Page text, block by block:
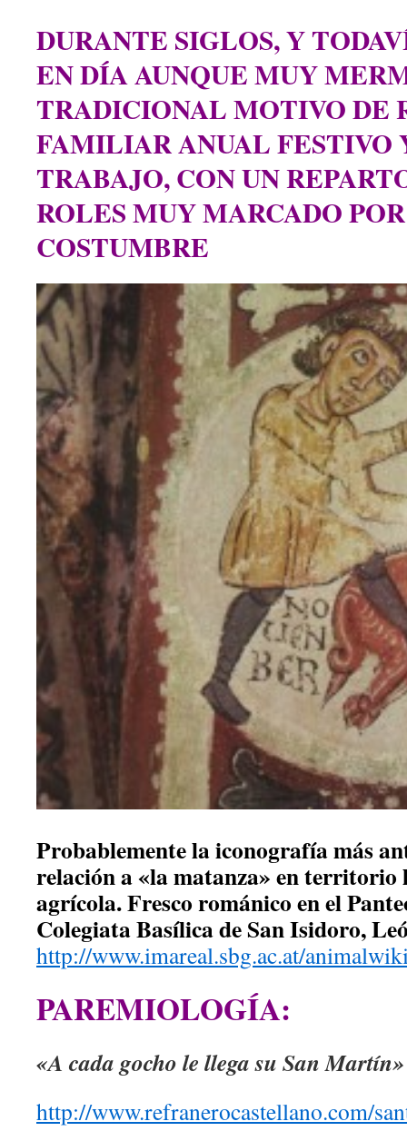
DURANTE SIGLOS, Y
EN DÍA AUNQUE MUY
TRADICIONAL MOTIVO DE
FAMILIAR ANUAL FESTIVO
TRABAJO, CON UN
ROLES MUY MARCADO
COSTUMBRE
Probablemente la iconografía más
relación a «la matanza» en territorio
agrícola. Fresco románico en el
Colegiata Basílica de San Isidoro,
http://www.imareal.sbg.ac.at/
PAREMIOLOGÍA:
«A cada gocho le llega su San Martín»
http://www.refranerocastellano.com/